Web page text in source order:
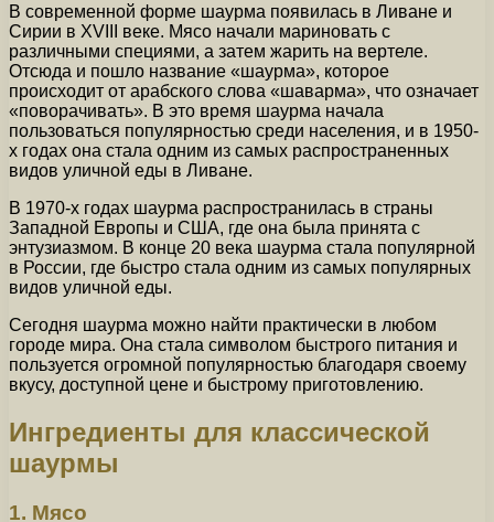
В современной форме шаурма появилась в Ливане и
Сирии в XVIII веке. Мясо начали мариновать с
различными специями, а затем жарить на вертеле.
Отсюда и пошло название «шаурма», которое
происходит от арабского слова «шаварма», что означает
«поворачивать». В это время шаурма начала
пользоваться популярностью среди населения, и в 1950-
х годах она стала одним из самых распространенных
видов уличной еды в Ливане.
В 1970-х годах шаурма распространилась в страны
Западной Европы и США, где она была принята с
энтузиазмом. В конце 20 века шаурма стала популярной
в России, где быстро стала одним из самых популярных
видов уличной еды.
Сегодня шаурма можно найти практически в любом
городе мира. Она стала символом быстрого питания и
пользуется огромной популярностью благодаря своему
вкусу, доступной цене и быстрому приготовлению.
Ингредиенты для классической
шаурмы
1. Мясо